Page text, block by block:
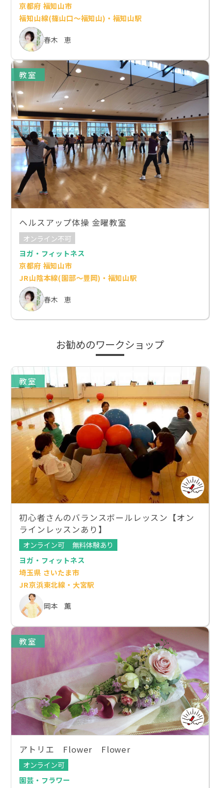
京都府 福知山市
福知山線(篠山口～福知山)・福知山駅
春木 恵
教室
ヘルスアップ体操 金曜教室
オンライン不可
ヨガ・フィットネス
京都府 福知山市
JR山陰本線(園部～豊岡)・福知山駅
春木 恵
お勧めのワークショップ
教室
初心者さんのバランスボールレッスン【オン
ラインレッスンあり】
オンライン可
無料体験あり
ヨガ・フィットネス
埼玉県 さいたま市
JR京浜東北線・大宮駅
岡本 薫
教室
アトリエ Flower Flower
オンライン可
園芸・フラワー